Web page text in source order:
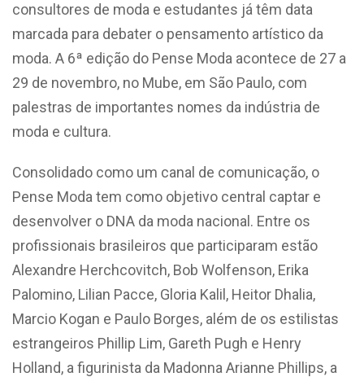
consultores de moda e estudantes já têm data
marcada para debater o pensamento artístico da
moda. A 6ª edição do Pense Moda acontece de 27 a
29 de novembro, no Mube, em São Paulo, com
palestras de importantes nomes da indústria de
moda e cultura.
Consolidado como um canal de comunicação, o
Pense Moda tem como objetivo central captar e
desenvolver o DNA da moda nacional. Entre os
profissionais brasileiros que participaram estão
Alexandre Herchcovitch, Bob Wolfenson, Erika
Palomino, Lilian Pacce, Gloria Kalil, Heitor Dhalia,
Marcio Kogan e Paulo Borges, além de os estilistas
estrangeiros Phillip Lim, Gareth Pugh e Henry
Holland, a figurinista da Madonna Arianne Phillips, a